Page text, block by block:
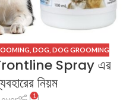
DOG DOG GROOMING
Spray এর
নিয়ম
1